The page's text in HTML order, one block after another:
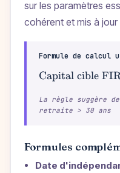
sur les paramètres
cohérent et mis à
Formule de calcul
Capital cible
La règle suggère
retraite > 30 ans
Formules
Date